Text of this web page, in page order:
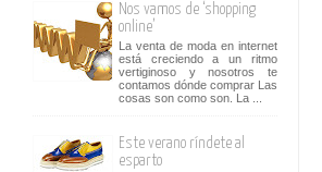
Nos vamos de ‘shopping
online’
La venta de moda en internet
está creciendo a un ritmo
vertiginoso y nosotros te
contamos dónde comprar Las
cosas son como son. La ...
Este verano ríndete al
esparto